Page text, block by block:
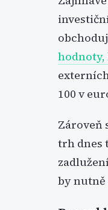
100 v
Zároveň
trh dnes
by nutně